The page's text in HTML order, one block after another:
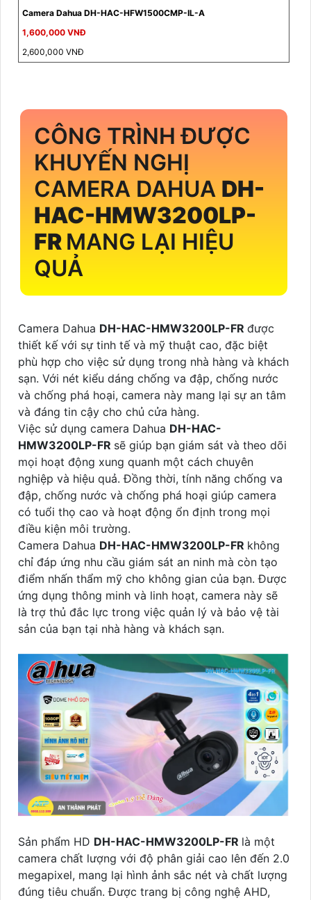
Camera Dahua DH-HAC-HFW1500CMP-IL-A
1,600,000 VNĐ
2,600,000 VNĐ
CÔNG TRÌNH ĐƯỢC
KHUYẾN NGHỊ
CAMERA DAHUA DH-
HAC-HMW3200LP-
FR MANG LẠI HIỆU
QUẢ
Camera Dahua DH-HAC-HMW3200LP-FR được
thiết kế với sự tinh tế và mỹ thuật cao, đặc biệt
phù hợp cho việc sử dụng trong nhà hàng và khách
sạn. Với nét kiểu dáng chống va đập, chống nước
và chống phá hoại, camera này mang lại sự an tâm
và đáng tin cậy cho chủ cửa hàng.
Việc sử dụng camera Dahua DH-HAC-
HMW3200LP-FR sẽ giúp bạn giám sát và theo dõi
mọi hoạt động xung quanh một cách chuyên
nghiệp và hiệu quả. Đồng thời, tính năng chống va
đập, chống nước và chống phá hoại giúp camera
có tuổi thọ cao và hoạt động ổn định trong mọi
điều kiện môi trường.
Camera Dahua DH-HAC-HMW3200LP-FR không
chỉ đáp ứng nhu cầu giám sát an ninh mà còn tạo
điểm nhấn thẩm mỹ cho không gian của bạn. Được
ứng dụng thông minh và linh hoạt, camera này sẽ
là trợ thủ đắc lực trong việc quản lý và bảo vệ tài
sản của bạn tại nhà hàng và khách sạn.
Sản phẩm HD DH-HAC-HMW3200LP-FR là một
camera chất lượng với độ phân giải cao lên đến 2.0
megapixel, mang lại hình ảnh sắc nét và chất lượng
đúng tiêu chuẩn. Được trang bị công nghệ AHD,